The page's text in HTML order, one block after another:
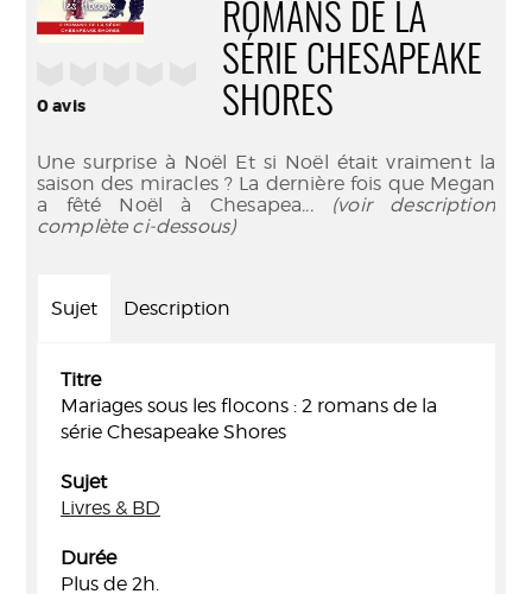
0avis
ROMANS DE LA
SÉRIE CHESAPEAKE
SHORES
Une surprise à Noël Et si Noël était vraiment la
saison des miracles ? La dernière fois que Megan
a fêté Noël à Chesapea... (voir description
complète ci-dessous)
Sujet Description
Titre
Mariages sous les flocons : 2 romans de la
série Chesapeake Shores
Sujet
Livres & BD
Durée
Plus de 2h.